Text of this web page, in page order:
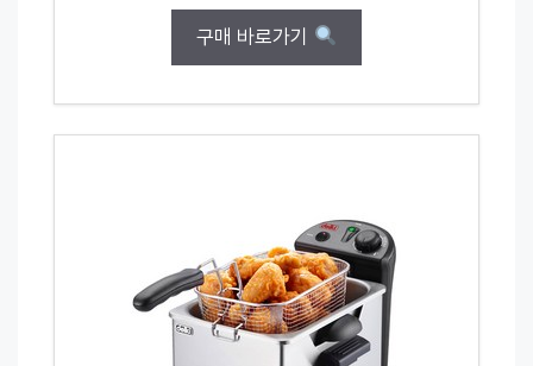
구매 바로가기